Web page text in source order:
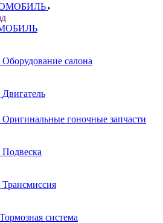
Оборудование салона
Двигатель
Оригинальные гоночные запчасти
Подвеска
Трансмиссия
Тормозная система